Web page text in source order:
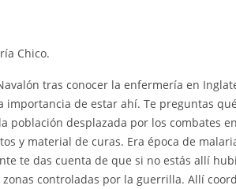
Chico.
tras conocer la enfermería en
importancia de estar ahí. Te preguntas
población desplazada por los combates
y material de curas. Era época de
te das cuenta de que si no estás allí
controladas por la guerrilla. Allí